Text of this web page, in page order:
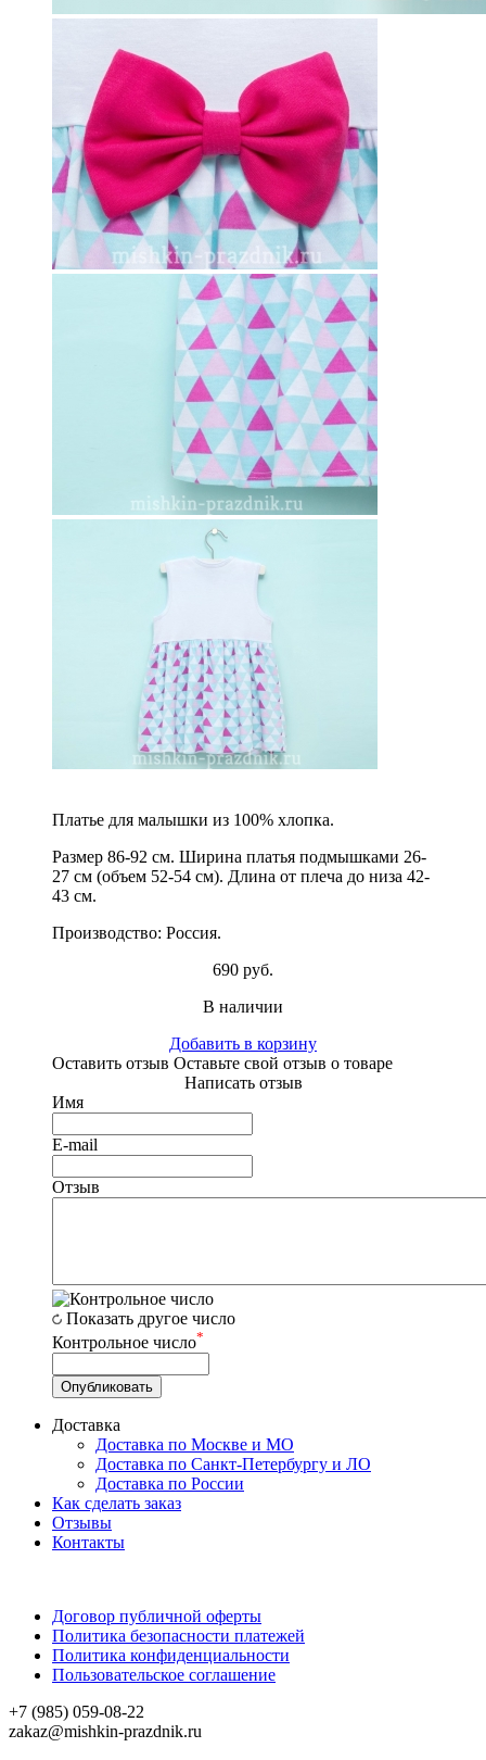
Платье для малышки из 100% хлопка.
Размер 86-92 см. Ширина платья подмышками 26-
27 см (объем 52-54 см). Длина от плеча до низа 42-
43 см.
Производство: Россия.
690 руб.
В наличии
Добавить в корзину
Оставить отзыв Оставьте свой отзыв о товаре
Написать отзыв
Имя
E-mail
Отзыв
Показать другое число
Контрольное число*
Доставка
Доставка по Москве и МО
Доставка по Санкт-Петербургу и ЛО
Доставка по России
Как сделать заказ
Отзывы
Контакты
Договор публичной оферты
Политика безопасности платежей
Политика конфиденциальности
Пользовательское соглашение
+7 (985) 059-08-22
zakaz@mishkin-prazdnik.ru